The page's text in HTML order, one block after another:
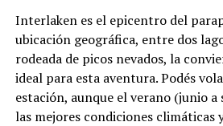
Interlaken es el epicentro del
ubicación geográfica, entre dos
rodeada de picos nevados, la
ideal para esta aventura. Podés
estación, aunque el verano (junio
las mejores condiciones climáticas